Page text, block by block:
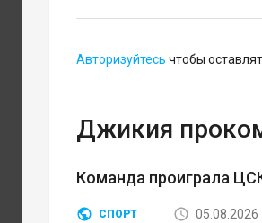
Авторизуйтесь чтобы
Джикия
Команда проиграла
СПОРТ 05.08.2026